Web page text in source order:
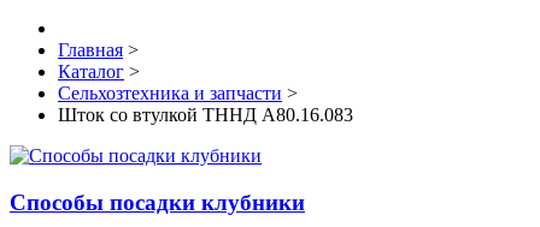
Главная >
Каталог >
Сельхозтехника и запчасти >
Шток со втулкой ТННД А80.16.083
Способы посадки клубники